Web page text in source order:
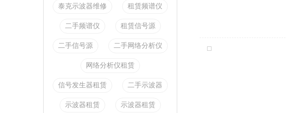
泰克示波器维修 租赁频谱仪
二手频谱仪 租赁信号源
二手信号源 二手网络分析仪
网络分析仪租赁
信号发生器租赁 二手示波器
示波器租赁 示波器租赁